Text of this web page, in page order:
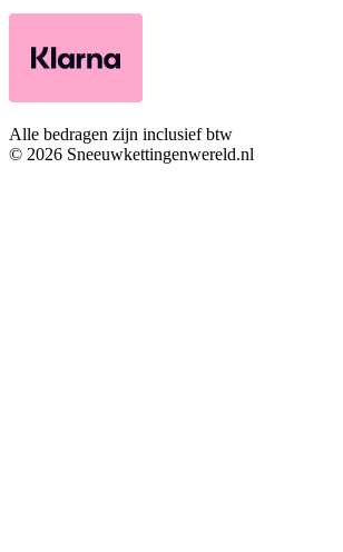
Alle bedragen zijn inclusief btw
© 2026 Sneeuwkettingenwereld.nl